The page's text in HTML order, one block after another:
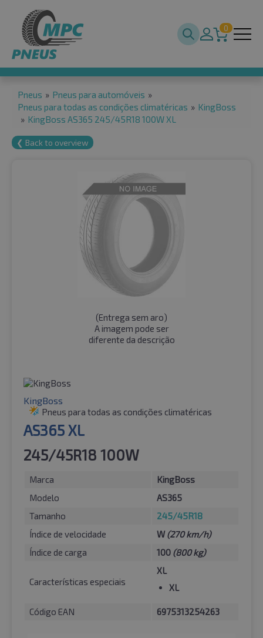
0
Pneus » Pneus para automóveis »
Pneus para todas as condições climatéricas » KingBoss
» KingBoss AS365 245/45R18 100W XL
❮ Back to overview
(Entrega sem aro)
A imagem pode ser
diferente da descrição
KingBoss
Pneus para todas as condições climatéricas
AS365 XL
245/45R18 100W
Marca
KingBoss
Modelo
AS365
Tamanho
245/45R18
Índice de velocidade
W (270 km/h)
Índice de carga
100 (800 kg)
Características especiais
XL
XL
Código EAN 6975313254263